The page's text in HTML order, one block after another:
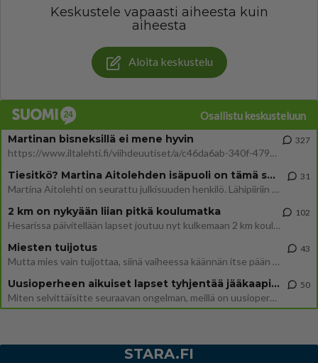
Keskustele vapaasti aiheesta kuin
aiheesta
Aloita keskustelu
Osallistu keskusteluun
Martinan bisneksillä ei mene hyvin
https://www.iltalehti.fi/viihdeuutiset/a/c46da6ab-340f-4790-aaa7-0865eed2336 Yrityksen konkurssihakemus on tullut kärä
327
Tiesitkö? Martina Aitolehden isäpuoli on tämä suosittu laulaja
Martina Aitolehti on seurattu julkisuuden henkilö. Lähipiiriin mahtuu muitakin tunnettuja henkilöitä. Tiesitkö, että Ma
31
2 km on nykyään liian pitkä koulumatka
Hesarissa päivitellään lapset joutuu nyt kulkemaan 2 km kouluun jösses. Ruostefillarilla tuo matka menee vaikka miten äk
102
Miesten tuijotus
Mutta mies vain tuijottaa, siinä vaiheessa käännän itse pään pois. Mikä juttu? Yleensä jos joku tuijottaa tai katsoo, hä
43
Uusioperheen aikuiset lapset tyhjentää jääkaapin käydessään
Miten selvittäisitte seuraavan ongelman, meillä on uusioperhe, minulla teini-ikäiset lapset ja puolisolla aikuiset, jotk
50
STARA.FI